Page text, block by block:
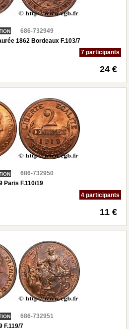
686-732949
1862 Bordeaux F.103/7
7 participants
24 €
686-732950
Paris F.110/19
4 participants
11 €
686-732951
F.119/7